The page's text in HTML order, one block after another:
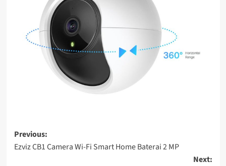
Post
navigation
Previous:
Ezviz CB1 Camera Wi-Fi Smart Home Baterai 2 MP
Next: